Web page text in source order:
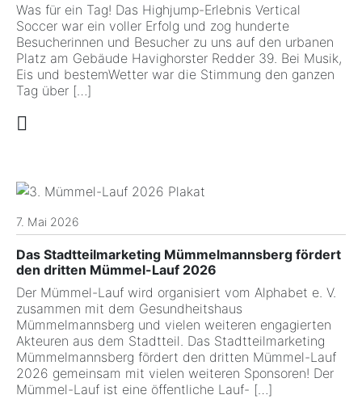
Was für ein Tag! Das Highjump-Erlebnis Vertical
Soccer war ein voller Erfolg und zog hunderte
Besucherinnen und Besucher zu uns auf den urbanen
Platz am Gebäude Havighorster Redder 39. Bei Musik,
Eis und bestemWetter war die Stimmung den ganzen
Tag über […]
7. Mai 2026
Das Stadtteilmarketing Mümmelmannsberg fördert
den dritten Mümmel-Lauf 2026
Der Mümmel-Lauf wird organisiert vom Alphabet e. V.
zusammen mit dem Gesundheitshaus
Mümmelmannsberg und vielen weiteren engagierten
Akteuren aus dem Stadtteil. Das Stadtteilmarketing
Mümmelmannsberg fördert den dritten Mümmel-Lauf
2026 gemeinsam mit vielen weiteren Sponsoren! Der
Mümmel-Lauf ist eine öffentliche Lauf- […]